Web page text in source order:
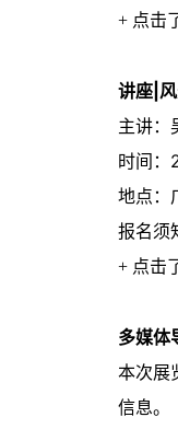
+ 点击
讲座|
主讲：
时间：
地点：
报名须
+ 点击
多媒体
本次展
信息。